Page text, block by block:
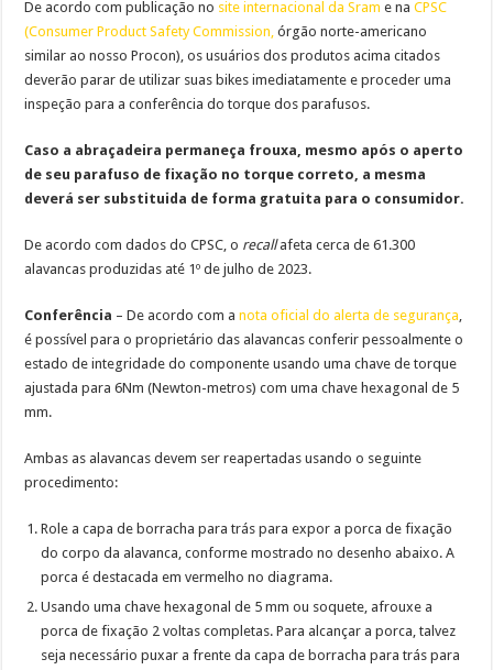
De acordo com publicação no site internacional da Sram e naCPSC
(Consumer Product Safety Commission, órgão norte-americano
similar ao nosso Procon), os usuários dos produtos acima citados
deverão parar de utilizar suas bikes imediatamente e proceder uma
inspeção para a conferência do torque dos parafusos.
Caso a abraçadeira permaneça frouxa, mesmo após o aperto
de seu parafuso de fixação no torque correto, a mesma
deverá ser substituida de forma gratuita para o consumidor.
De acordo com dados do CPSC, o recallafeta cerca de 61.300
alavancas produzidas até 1º de julho de 2023.
Conferência – De acordo com anota oficial do alerta de segurança,
é possível para o proprietário das alavancas conferir pessoalmente o
estado de integridade do componente usando uma chave de torque
ajustada para 6Nm (Newton-metros) com uma chave hexagonal de 5
mm.
Ambas as alavancas devem ser reapertadas usando o seguinte
procedimento:
Role a capa de borracha para trás para expor a porca de fixação
do corpo da alavanca, conforme mostrado no desenho abaixo. A
porca é destacada em vermelho no diagrama.
Usando uma chave hexagonal de 5 mm ou soquete, afrouxe a
porca de fixação 2 voltas completas. Para alcançar a porca, talvez
seja necessário puxar a frente da capa de borracha para trás para